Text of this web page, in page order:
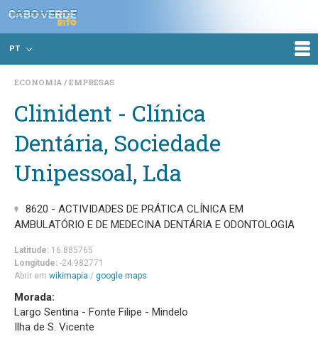
PT
ECONOMIA EMPRESAS
Clinident - Clínica
Dentária, Sociedade
Unipessoal, Lda
8620 - ACTIVIDADES DE PRÁTICA CLÍNICA EM
AMBULATÓRIO E DE MEDECINA DENTÁRIA E ODONTOLOGIA
Latitude: 16.885765
Longitude: -24.982771
Abrir em wikimapia / google maps
Morada:
Largo Sentina - Fonte Filipe - Mindelo
Ilha de S. Vicente